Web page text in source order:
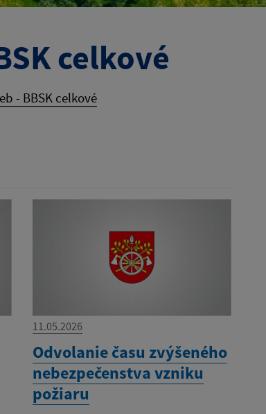
celkové
- BBSK celkové
11.05.2026
Odvolanie času zvýšeného
nebezpečenstva vzniku
požiaru